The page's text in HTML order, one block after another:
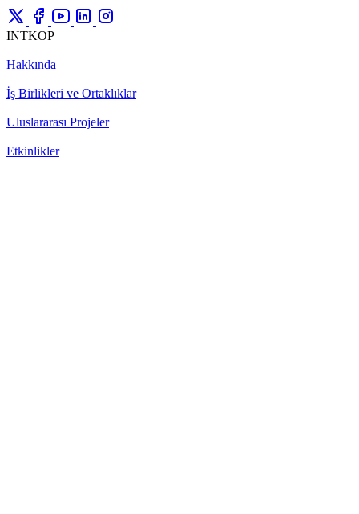
INTKOP
Hakkında
İş Birlikleri ve Ortaklıklar
Uluslararası Projeler
Etkinlikler